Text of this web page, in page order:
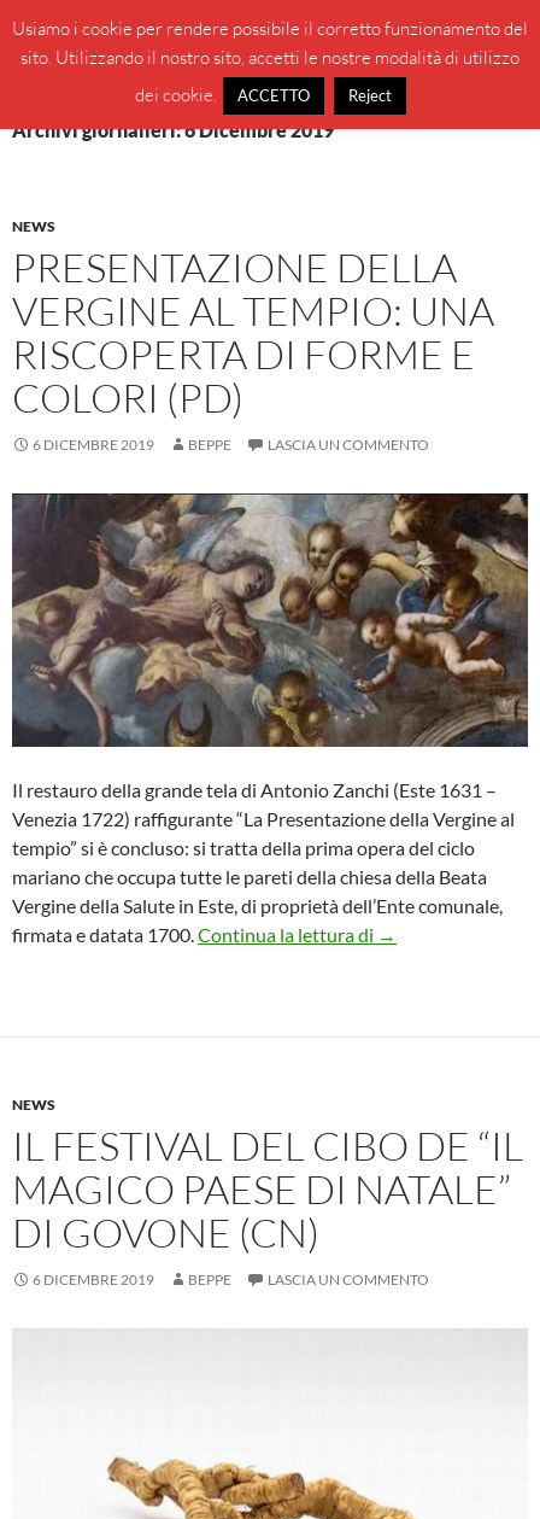
contenuto
BeppeBlog
MENU
Archivi giornalieri: 6 Dicembre 2019
NEWS
PRESENTAZIONE DELLA
VERGINE AL TEMPIO: UNA
RISCOPERTA DI FORME E
COLORI (PD)
6 DICEMBRE 2019 BEPPE LASCIA UN COMMENTO
Il restauro della grande tela di Antonio Zanchi (Este 1631 –
Venezia 1722) raffigurante “La Presentazione della Vergine al
tempio” si è concluso: si tratta della prima opera del ciclo
mariano che occupa tutte le pareti della chiesa della Beata
Vergine della Salute in Este, di proprietà dell’Ente comunale,
firmata e datata 1700.Continua la lettura di Presentazione
→
NEWS
IL FESTIVAL DEL CIBO DE “IL
MAGICO PAESE DI NATALE”
DI GOVONE (CN)
6 DICEMBRE 2019 BEPPE LASCIA UN COMMENTO
Usiamo i cookie per rendere possibile il corretto funzionamento del
sito. Utilizzando il nostro sito, accetti le nostre modalità di utilizzo
dei cookie.
ACCETTO Reject